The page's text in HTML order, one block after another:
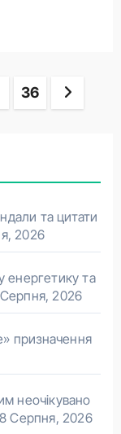
36
та цитати
2026
енергетику та
2026
призначення
неочікувано
8 Серпня, 2026